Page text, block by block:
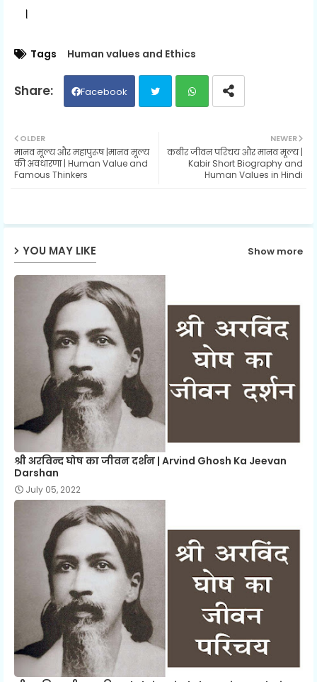
।
Tags Human values ​​and Ethics
Facebook
ats
NEWER
कबीर जीवन परिचय और मानव मूल्य |
Kabir Short Biography and
Human Values in Hindi
OLDER
मानव मूल्य और महापुरूष |मानव मूल्य
की अवधारणा | Human Value and
Famous Thinkers
YOU MAY LIKE Show more
श्री अरविन्द घोष का जीवन दर्शन | Arvind Ghosh Ka Jeevan
Darshan
July 05, 2022